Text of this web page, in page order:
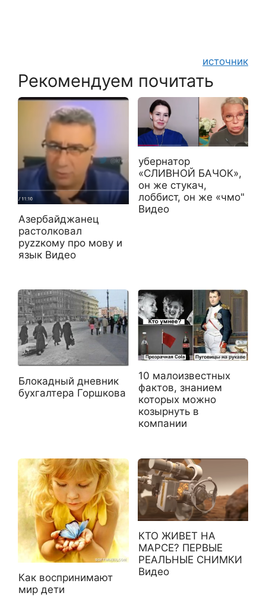
источник
Рекомендуем почитать
Азербайджанец
растолковал
руzzкому про мову и
язык Видео
убернатор
«СЛИВНОЙ БАЧОК»,
он же стукач,
лоббист, он же «чмо"
Видео
Блокадный дневник
бухгалтера Горшкова
10 малоизвестных
фактов, знанием
которых можно
козырнуть в
компании
Как воспринимают
мир дети
КТО ЖИВЕТ НА
МАРСЕ? ПЕРВЫЕ
РЕАЛЬНЫЕ СНИМКИ
Видео